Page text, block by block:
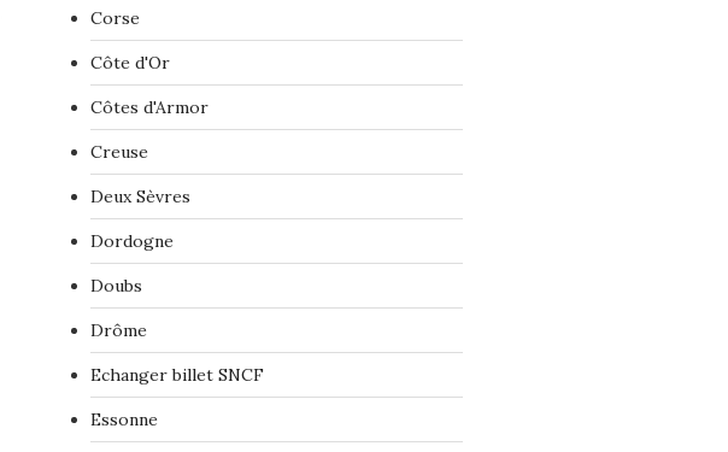
Corse
Côte d'Or
Côtes d'Armor
Creuse
Deux Sèvres
Dordogne
Doubs
Drôme
Echanger billet SNCF
Essonne